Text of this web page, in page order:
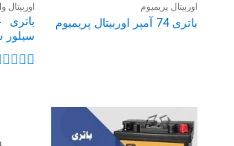
اوربیتال پریمیوم
باتری 74 آمپر اوربیتال پریمیوم
اوربیتال
سیلور